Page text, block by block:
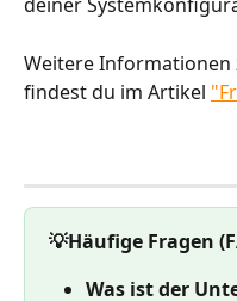
Weitere Informationen
findest du im Artikel
💡Häufige Fragen
Was ist der